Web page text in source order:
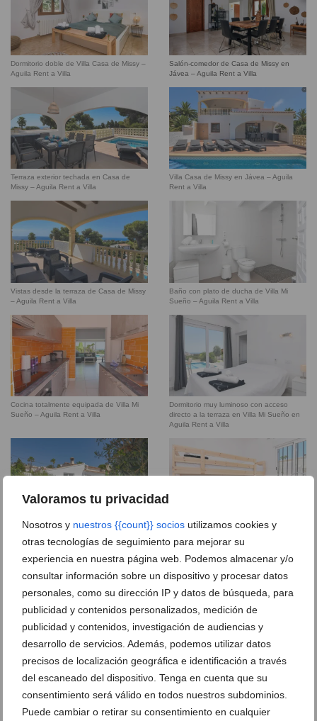
Valoramos tu privacidad
Nosotros y nuestros {{count}} socios utilizamos cookies y
otras tecnologías de seguimiento para mejorar su
experiencia en nuestra página web. Podemos almacenar y/o
consultar información sobre un dispositivo y procesar datos
personales, como su dirección IP y datos de búsqueda, para
publicidad y contenidos personalizados, medición de
publicidad y contenidos, investigación de audiencias y
desarrollo de servicios. Además, podemos utilizar datos
precisos de localización geográfica e identificación a través
del escaneado del dispositivo. Tenga en cuenta que su
consentimiento será válido en todos nuestros subdominios.
Puede cambiar o retirar su consentimiento en cualquier
Dormitorio doble de Villa Casa de Missy –
Aguila Rent a Villa
Salón-comedor de Casa de Missy en
Jávea – Aguila Rent a Villa
Terraza exterior techada en Casa de
Missy – Aguila Rent a Villa
Villa Casa de Missy en Jávea – Aguila
Rent a Villa
Vistas desde la terraza de Casa de Missy
– Aguila Rent a Villa
Baño con plato de ducha de Villa Mi
Sueño – Aguila Rent a Villa
Cocina totalmente equipada de Villa Mi
Sueño – Aguila Rent a Villa
Dormitorio muy luminoso con acceso
directo a la terraza en Villa Mi Sueño en
Aguila Rent a Villa
Fantástico jardín en Villa Mi Sueño –
Aguila Rent a Villa
Habitación con literas de Villa Mi Sueño –
Aguila Rent a Villa
Piscina, comedor exterior y barbacoa en
Villa
Salón-comedor con acceso directo a la
terraza de Villa Mi Sueño – Aguila Rent a
Villa